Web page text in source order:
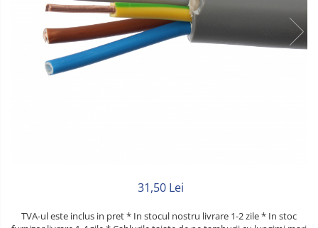
Neopren
31,50 Lei
TVA-ul este inclus in pret * In stocul nostru livrare 1-2 zile * In stoc